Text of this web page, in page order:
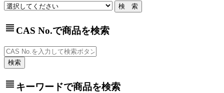
view_headline CAS No.で商品を検索
view_headline キーワードで商品を検索